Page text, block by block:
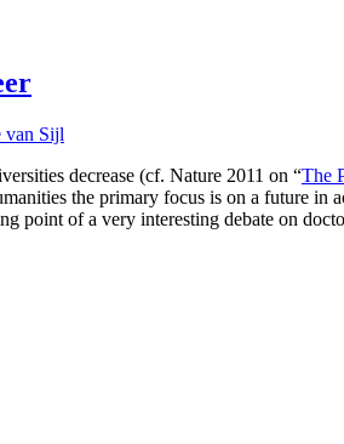
van Sijl
decrease (cf. Nature 2011 on “The
the primary focus is on a future
point of a very interesting debate on